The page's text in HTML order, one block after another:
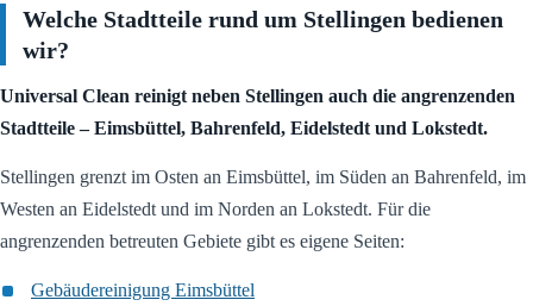
Welche Stadtteile rund um Stellingen bedienen
wir?
Universal Clean reinigt neben Stellingen auch die angrenzenden
Stadtteile – Eimsbüttel, Bahrenfeld, Eidelstedt und Lokstedt.
Stellingen grenzt im Osten an Eimsbüttel, im Süden an Bahrenfeld, im
Westen an Eidelstedt und im Norden an Lokstedt. Für die
angrenzenden betreuten Gebiete gibt es eigene Seiten:
Gebäudereinigung Eimsbüttel